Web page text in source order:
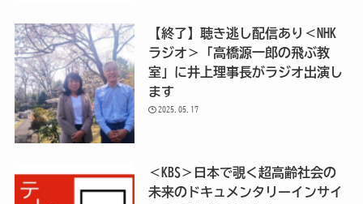
【終了】聴き逃し配信あり＜NHK
ラジオ＞「高橋源一郎の飛ぶ教
室」に井上理事長がラジオ出演し
ます
2025.05.17
＜KBS＞日本で覗く超高齢社会の
未来のドキュメンタリーインサイ